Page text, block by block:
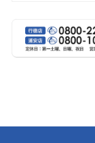
外壁
「そ
に勧